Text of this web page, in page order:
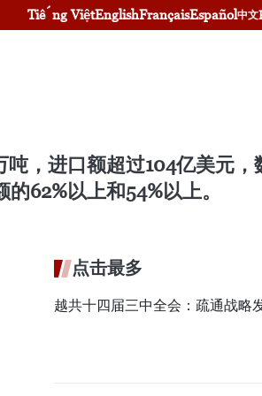
Tiếng ViệtEnglishFrançaisEspañol中文
，进口额超过104亿美元，
62%以上和54%以上。
点击最多
越共十四届三中全会：疏通战略